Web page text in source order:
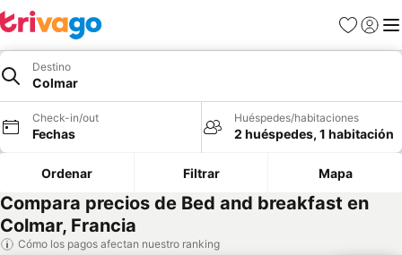
Favoritos
Iniciar
Destino
Colmar
Check-in/out
Fechas
Huéspedes/habitaciones
2 huéspedes, 1 habitación
Ordenar Filtrar Mapa
Compara precios de Bed and breakfast en
Colmar, Francia
Cómo los pagos afectan nuestro ranking